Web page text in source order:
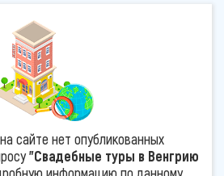
сайте нет опубликованных
"Свадебные туры в Венгрию